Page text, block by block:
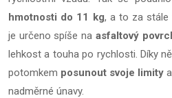
hmotnosti do 11 kg, a to za stále
je určeno spíše na asfaltový
lehkost a touha po rychlosti. Díky
potomkem posunout svoje limity
nadměrné únavy.